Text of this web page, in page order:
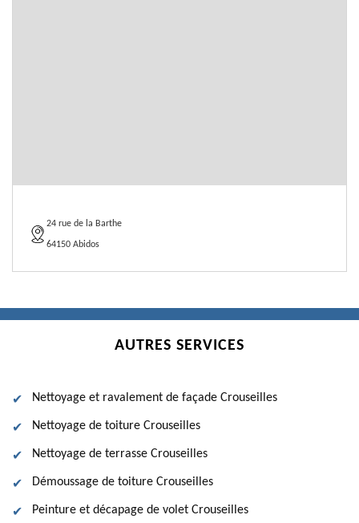
24 rue de la Barthe
64150 Abidos
AUTRES SERVICES
Nettoyage et ravalement de façade Crouseilles
Nettoyage de toiture Crouseilles
Nettoyage de terrasse Crouseilles
Démoussage de toiture Crouseilles
Peinture et décapage de volet Crouseilles